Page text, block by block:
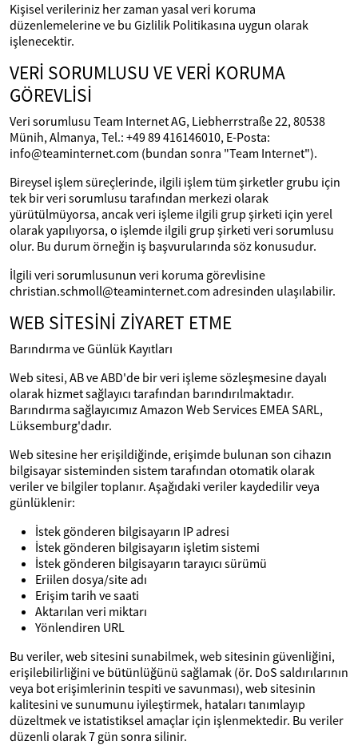
Kişisel verileriniz her zaman yasal veri koruma
düzenlemelerine ve bu Gizlilik Politikasına uygun olarak
işlenecektir.
VERİ SORUMLUSU VE VERİ KORUMA
GÖREVLİSİ
Veri sorumlusu Team Internet AG, Liebherrstraße 22, 80538
Münih, Almanya, Tel.: +49 89 416146010, E-Posta:
info@teaminternet.com (bundan sonra "Team Internet").
Bireysel işlem süreçlerinde, ilgili işlem tüm şirketler grubu için
tek bir veri sorumlusu tarafından merkezi olarak
yürütülmüyorsa, ancak veri işleme ilgili grup şirketi için yerel
olarak yapılıyorsa, o işlemde ilgili grup şirketi veri sorumlusu
olur. Bu durum örneğin iş başvurularında söz konusudur.
İlgili veri sorumlusunun veri koruma görevlisine
christian.schmoll@teaminternet.com adresinden ulaşılabilir.
WEB SİTESİNİ ZİYARET ETME
Barındırma ve Günlük Kayıtları
Web sitesi, AB ve ABD'de bir veri işleme sözleşmesine dayalı
olarak hizmet sağlayıcı tarafından barındırılmaktadır.
Barındırma sağlayıcımız Amazon Web Services EMEA SARL,
Lüksemburg'dadır.
Web sitesine her erişildiğinde, erişimde bulunan son cihazın
bilgisayar sisteminden sistem tarafından otomatik olarak
veriler ve bilgiler toplanır. Aşağıdaki veriler kaydedilir veya
günlüklenir:
İstek gönderen bilgisayarın IP adresi
İstek gönderen bilgisayarın işletim sistemi
İstek gönderen bilgisayarın tarayıcı sürümü
Eriilen dosya/site adı
Erişim tarih ve saati
Aktarılan veri miktarı
Yönlendiren URL
Bu veriler, web sitesini sunabilmek, web sitesinin güvenliğini,
erişilebilirliğini ve bütünlüğünü sağlamak (ör. DoS saldırılarının
veya bot erişimlerinin tespiti ve savunması), web sitesinin
kalitesini ve sunumunu iyileştirmek, hataları tanımlayıp
düzeltmek ve istatistiksel amaçlar için işlenmektedir. Bu veriler
düzenli olarak 7 gün sonra silinir.